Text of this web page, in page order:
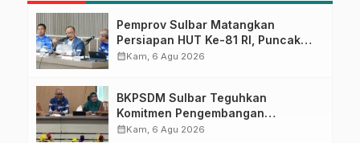
Pemprov Sulbar Matangkan
Persiapan HUT Ke-81 RI, Puncak
Upacara di Lapangan Ahmad
calendar_monthKam, 6 Agu 2026
BKPSDM Sulbar Teguhkan
Komitmen Pengembangan
Kompetensi ASN melalui
calendar_monthKam, 6 Agu 2026